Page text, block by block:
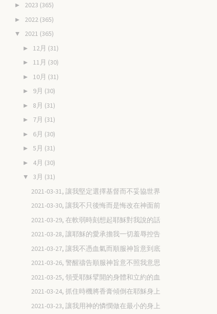
► 2023 (365)
► 2022 (365)
▼ 2021 (365)
► 12月 (31)
► 11月 (30)
► 10月 (31)
► 9月 (30)
► 8月 (31)
► 7月 (31)
► 6月 (30)
► 5月 (31)
► 4月 (30)
▼ 3月 (31)
2021-03-31, 讓我堅定選擇基督而不妥協世界
2021-03-30, 讓我不只後悔而是悔改在神面前
2021-03-29, 在軟弱時刻想起耶穌對我說的話
2021-03-28, 讓耶穌的愛承擔我一切羞辱控告
2021-03-27, 讓我不憑血氣而順服神旨意到底
2021-03-26, 警醒禱告順服神旨意不照我意思
2021-03-25, 領受耶穌擘開的身體和立約的血
2021-03-24, 抓住時機將香膏傾倒在耶穌身上
2021-03-23, 讓我用神的憐憫做在最小的身上